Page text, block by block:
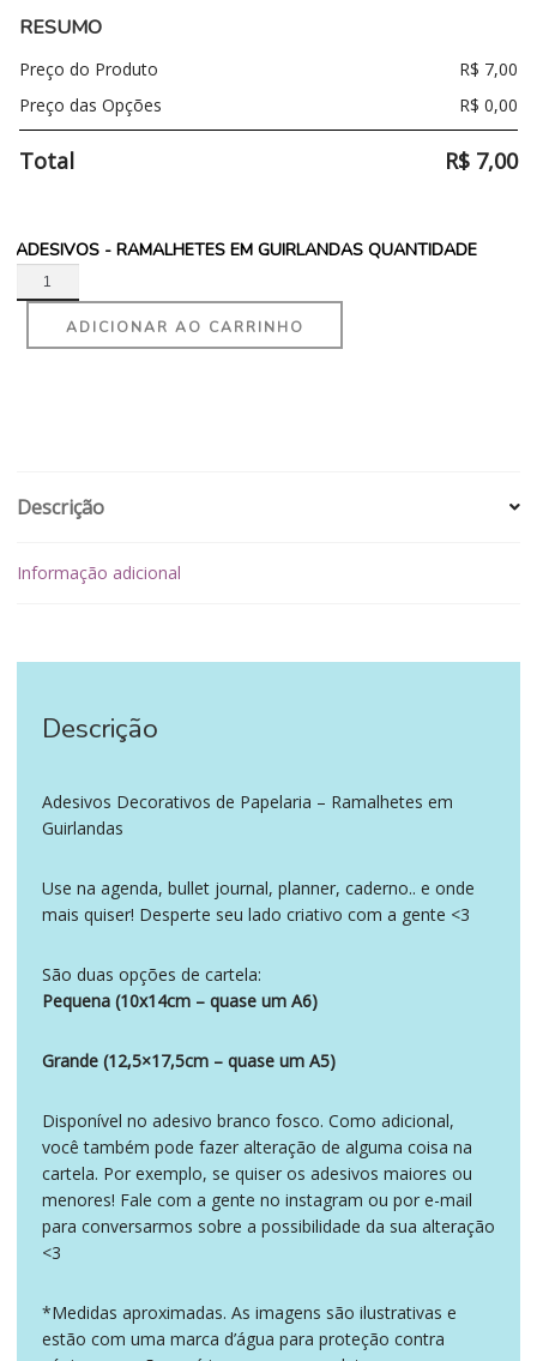
RESUMO
Preço do Produto R$ 7,00
Preço das Opções
R$ 0,00
Total R$ 7,00
ADESIVOS - RAMALHETES EM GUIRLANDAS QUANTIDADE
ADICIONAR AO CARRINHO
Descrição
Informação adicional
Descrição
Adesivos Decorativos de Papelaria – Ramalhetes em
Guirlandas
Use na agenda, bullet journal, planner, caderno.. e onde
mais quiser! Desperte seu lado criativo com a gente <3
São duas opções de cartela:
Pequena (10x14cm – quase um A6)
Grande (12,5×17,5cm – quase um A5)
Disponível no adesivo branco fosco. Como adicional,
você também pode fazer alteração de alguma coisa na
cartela. Por exemplo, se quiser os adesivos maiores ou
menores! Fale com a gente no instagram ou por e-mail
para conversarmos sobre a possibilidade da sua alteração
<3
*Medidas aproximadas. As imagens são ilustrativas e
estão com uma marca d’água para proteção contra